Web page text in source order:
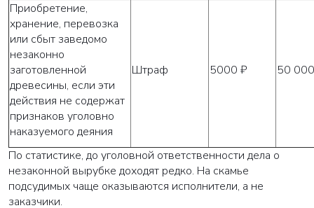
Приобретение,
хранение, перевозка
или сбыт заведомо
незаконно
заготовленной
древесины, если эти
действия не содержат
признаков уголовно
наказуемого деяния
Штраф 5000 ₽ 50
По статистике, до уголовной ответственности дела о
незаконной вырубке доходят редко. На скамье
подсудимых чаще оказываются исполнители, а не
заказчики.